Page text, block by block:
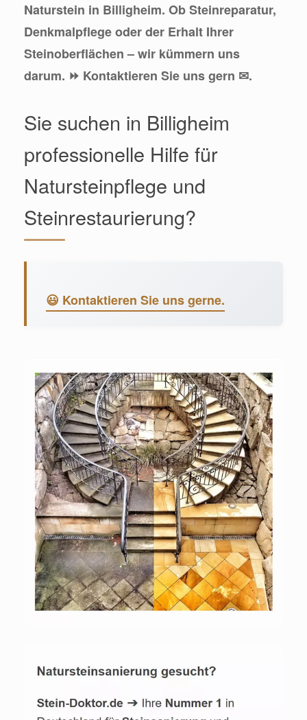
Naturstein in Billigheim. Ob Steinreparatur,
Denkmalpflege oder der Erhalt Ihrer
Steinoberflächen – wir kümmern uns
darum. ⏩ Kontaktieren Sie uns gern ✉.
Sie suchen in Billigheim
professionelle Hilfe für
Natursteinpflege und
Steinrestaurierung?
😃 Kontaktieren Sie uns gerne.